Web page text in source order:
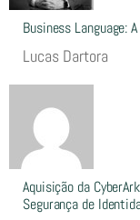
Business Language:
Lucas Dartora
Aquisição da
Segurança de